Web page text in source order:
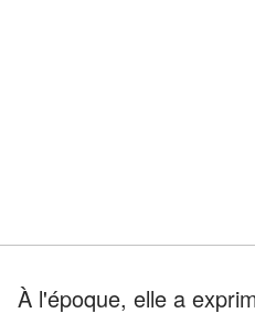
À l'époque, elle a